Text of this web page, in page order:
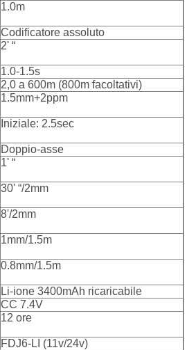
1.0m
Codificatore assoluto
2' “
1.0-1.5s
2,0 a 600m (800m facoltativi)
1.5mm+2ppm
Iniziale: 2.5sec
Doppio-asse
1' “
30' “/2mm
8'/2mm
1mm/1.5m
0.8mm/1.5m
Li-ione 3400mAh ricaricabile
CC 7.4V
12 ore
FDJ6-LI (11v/24v)